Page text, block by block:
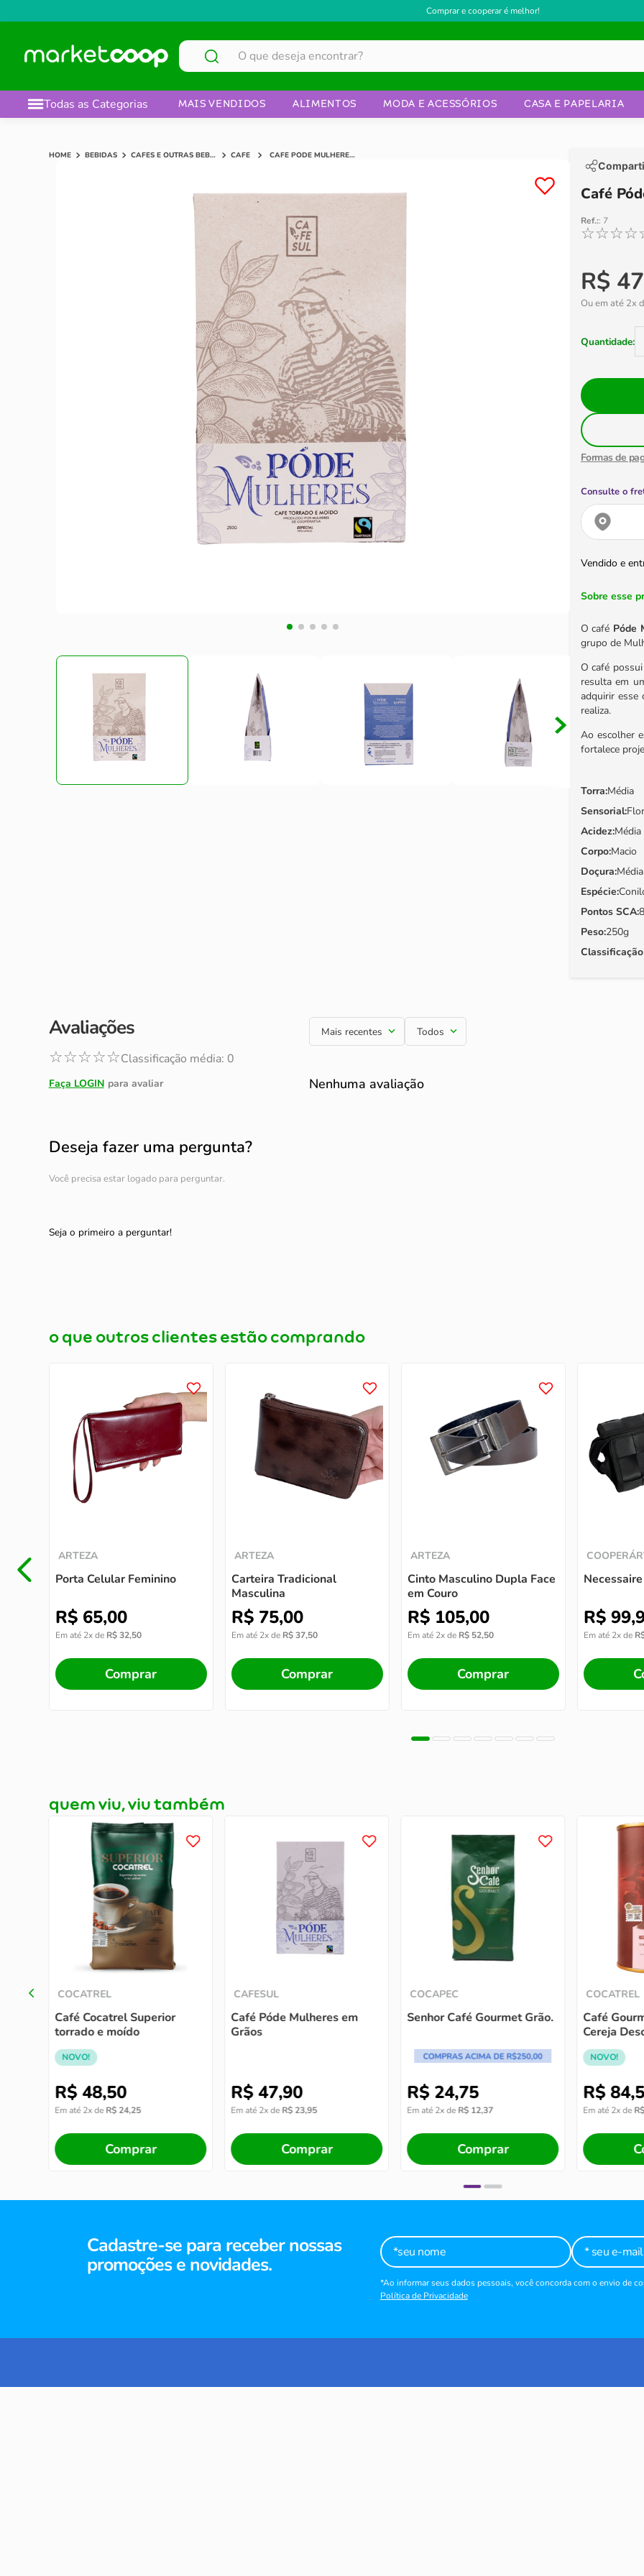
Comprar e cooperar é melhor!
O que deseja encontrar?
Todas as Categorias MAIS VENDIDOS ALIMENTOS MODA E ACESSÓRIOS CASA E PAPELARIA
BEBIDAS CAFÉS E OUTRAS BEBIDAS CAFÉ CAFÉ PÓDE MULHERES TORRADO E MOÍDO
Café
Ref.:: 7
☆☆☆☆
R$ 47
Ou em até 2x
Formas de
Consulte o
Vendido e
Sobre esse
O café Póde
grupo de
O café
resulta em
adquirir esse
realiza.
Ao escolher
fortalece
Torra:Média
Sensorial:
Acidez:Média
Corpo:Macio
Doçura:Média
Espécie:
Pontos SCA:
Peso:250g
Avaliações
☆☆☆☆☆Classificação média: 0
Mais recentes Todos
Nenhuma avaliação
Deseja fazer uma pergunta?
Você precisa estar logado para perguntar.
Seja o primeiro a perguntar!
o que outros clientes estão comprando
ARTEZA
Porta Celular Feminino
R$ 65,00
Em até 2x de R$ 32,50
Comprar
ARTEZA
Carteira Tradicional
Masculina
R$ 75,00
Em até 2x de R$ 37,50
Comprar
ARTEZA
Cinto Masculino Dupla Face
em Couro
R$ 105,00
Em até 2x de R$ 52,50
Comprar
R$ 99,
Em até 2x de
quem viu, viu também
COCATREL
Café Cocatrel Superior
torrado e moído
NOVO!
R$ 48,50
Em até2x deR$ 24,25
Comprar
CAFESUL
Café Póde Mulheres em
Grãos
R$ 47,90
Em até2x deR$ 23,95
Comprar
COCAPEC
Senhor Café Gourmet Grão.
R$ 24,75
Em até2x deR$ 12,37
Comprar
COCATREL
Café
Cereja
torrado e
NOVO!
R$ 84,
Em até2x de
Cadastre-se para receber nossas
promoções e novidades.
*Ao informar seus dados pessoais, você concorda com o envio de
Política de Privacidade